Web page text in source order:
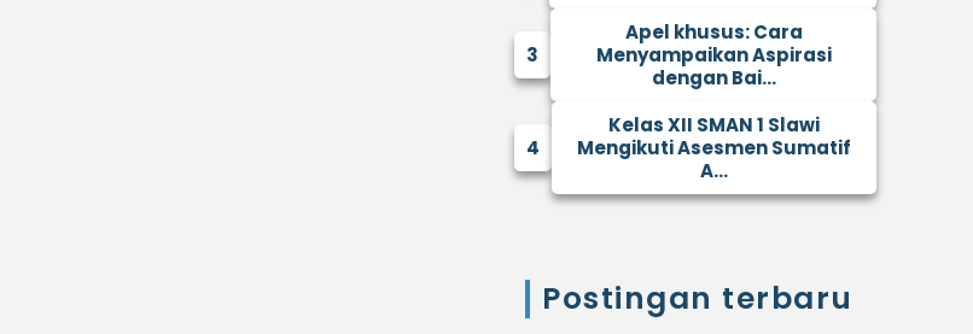
3
Apel khusus: Cara
Menyampaikan Aspirasi
dengan Bai...
4
Kelas XII SMAN 1 Slawi
Mengikuti Asesmen Sumatif
A...
Postingan terbaru